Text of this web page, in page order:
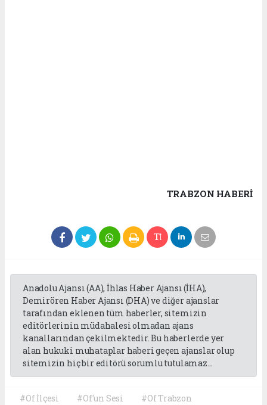
TRABZON HABERİ
Anadolu Ajansı (AA), İhlas Haber Ajansı (İHA),
Demirören Haber Ajansı (DHA) ve diğer ajanslar
tarafından eklenen tüm haberler, sitemizin
editörlerinin müdahalesi olmadan ajans
kanallarından çekilmektedir. Bu haberlerde yer
alan hukuki muhataplar haberi geçen ajanslar olup
sitemizin hiç bir editörü sorumlu tutulamaz...
#Of İlçesi #Of'un Sesi #Of Trabzon